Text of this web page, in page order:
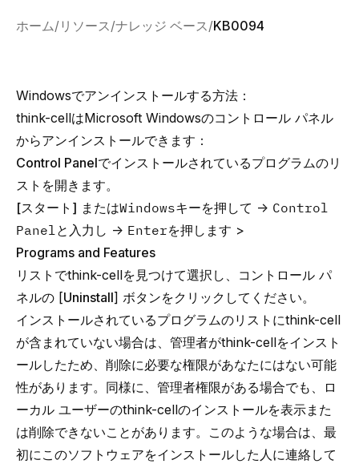
ホーム リソース ナレッジ ベース KB0094
Windowsでアンインストールする方法：
think-cellはMicrosoft Windowsのコントロール パネル
からアンインストールできます：
Control Panelでインストールされているプログラムのリ
ストを開きます。
[スタート] またはWindowsキーを押して → Control
Panelと入力し → Enterを押します >
Programs and Features
リストでthink-cellを見つけて選択し、コントロール パ
ネルの [Uninstall] ボタンをクリックしてください。
インストールされているプログラムのリストにthink-cell
が含まれていない場合は、管理者がthink-cellをインスト
ールしたため、削除に必要な権限があなたにはない可能
性があります。同様に、管理者権限がある場合でも、ロ
ーカル ユーザーのthink-cellのインストールを表示また
は削除できないことがあります。このような場合は、最
初にこのソフトウェアをインストールした人に連絡して